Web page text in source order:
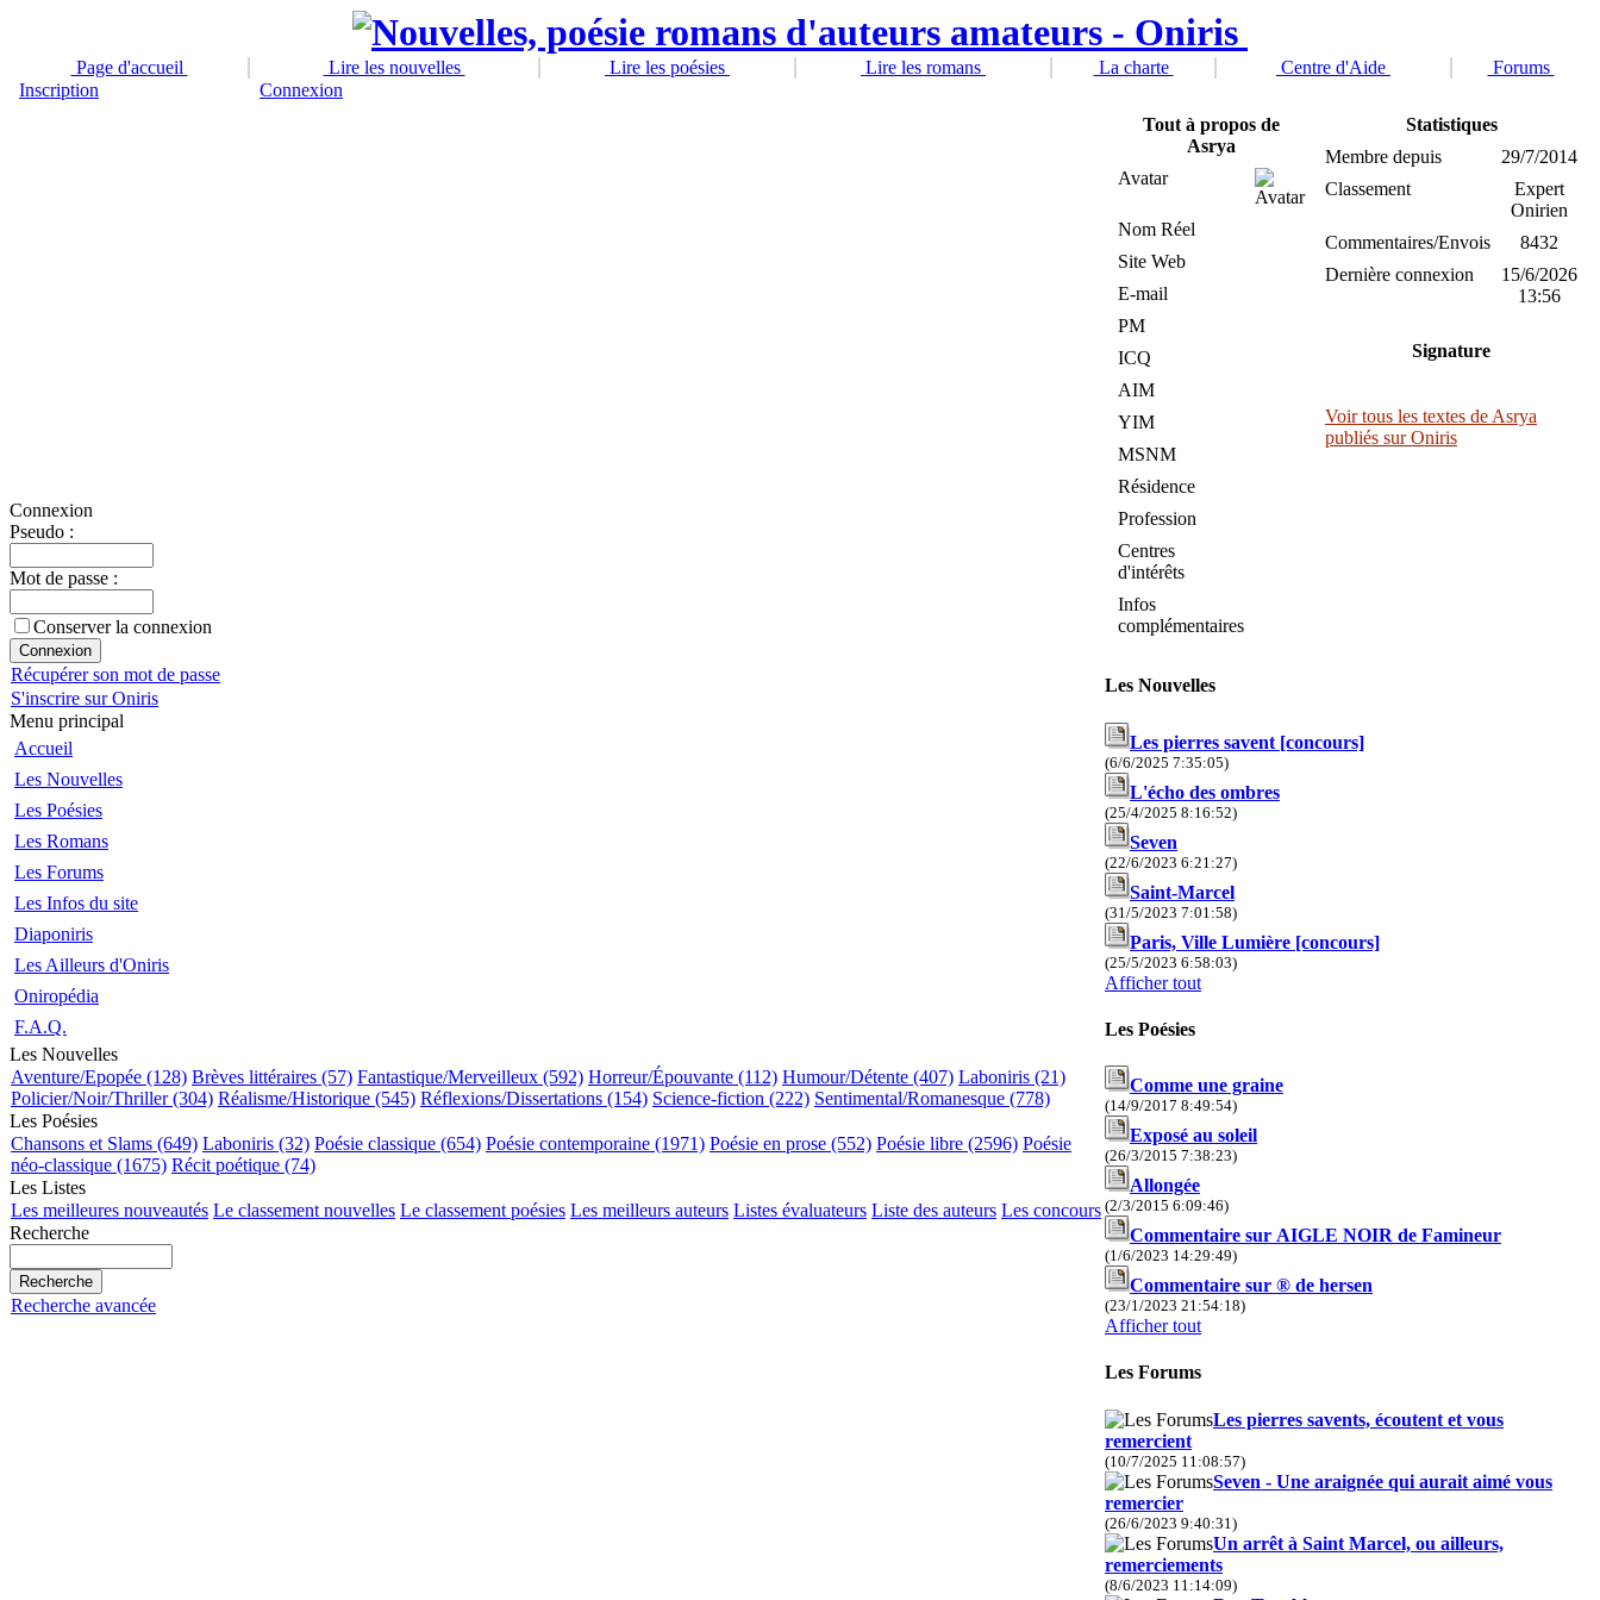
Page d'accueil Lire les nouvelles Lire les poésies Lire les romans La charte Centre d'Aide
Forums
Inscription
Connexion
Connexion
Pseudo :
Mot de passe :
Conserver la connexion
Récupérer son mot de passe
S'inscrire sur Oniris
Menu principal
Accueil
Les Nouvelles
Les Poésies
Les Romans
Les Forums
Les Infos du site
Diaponiris
Les Ailleurs d'Oniris
Oniropédia
F.A.Q.
Les Nouvelles
Aventure/Epopée (128) Brèves littéraires (57) Fantastique/Merveilleux (592) Horreur/Épouvante (112) Humour/Détente (407) Laboniris (21)
Policier/Noir/Thriller (304) Réalisme/Historique (545) Réflexions/Dissertations (154) Science-fiction (222) Sentimental/Romanesque (778)
Les Poésies
Chansons et Slams (649) Laboniris (32) Poésie classique (654) Poésie contemporaine (1971) Poésie en prose (552) Poésie libre (2596) Poésie
néo-classique (1675) Récit poétique (74)
Les Listes
Les meilleures nouveautés Le classement nouvelles Le classement poésies Les meilleurs auteurs Listes évaluateurs Liste des auteurs Les concours
Recherche
Recherche avancée
Tout à propos de
Asrya
Avatar
Nom Réel
Site Web
E-mail
PM
ICQ
AIM
YIM
MSNM
Résidence
Profession
Centres
d'intérêts
Infos
complémentaires
Statistiques
Membre depuis
29/7/2014
Classement
Expert
Onirien
Commentaires/Envois
8432
Dernière connexion
15/6/2026
13:56
Signature
Voir tous les textes de Asrya
publiés sur Oniris
Les Nouvelles
Les pierres savent [concours]
(6/6/2025 7:35:05)
L'écho des ombres
(25/4/2025 8:16:52)
Seven
(22/6/2023 6:21:27)
Saint-Marcel
(31/5/2023 7:01:58)
Paris, Ville Lumière [concours]
(25/5/2023 6:58:03)
Afficher tout
Les Poésies
Comme une graine
(14/9/2017 8:49:54)
Exposé au soleil
(26/3/2015 7:38:23)
Allongée
(2/3/2015 6:09:46)
Commentaire sur AIGLE NOIR de Famineur
(1/6/2023 14:29:49)
Commentaire sur ® de hersen
(23/1/2023 21:54:18)
Afficher tout
Les Forums
Les pierres savents, écoutent et vous
remercient
(10/7/2025 11:08:57)
Seven - Une araignée qui aurait aimé vous
remercier
(26/6/2023 9:40:31)
Un arrêt à Saint Marcel, ou ailleurs,
remerciements
(8/6/2023 11:14:09)